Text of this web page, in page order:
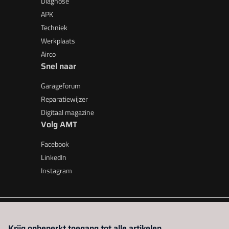
APK
Techniek
Werkplaats
Airco
Snel naar
Garageforum
Reparatiewijzer
Digitaal magazine
Volg AMT
Facebook
LinkedIn
Instagram